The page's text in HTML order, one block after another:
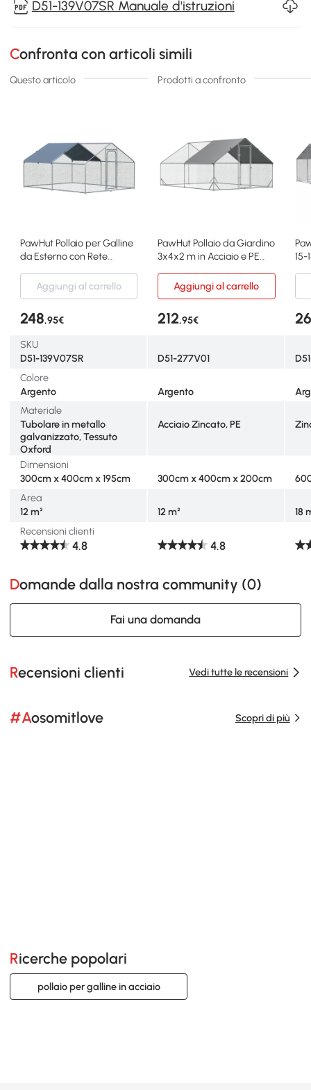
D51-139V07SR Manuale d'istruzioni
Confronta con articoli simili
Questo articolo Prodotti a confronto
PawHut Pollaio per Galline
da Esterno con Rete
PawHut Pollaio da Giardino
3x4x2 m in Acciaio e PE
15-
Aggiungi al carrello
Aggiungi al carrello
248,95€ 212,95€
SKU
D51-139V07SR
D51-277V01
Colore
Argento
Argento
Materiale
Tubolare in metallo
galvanizzato, Tessuto
Oxford
Acciaio Zincato, PE
Dimensioni
300cm x 400cm x 195cm
300cm x 400cm x 200cm
Area
12 m²
12 m²
18
Recensioni clienti
4.8 4.8
Domande dalla nostra community (0)
Fai una domanda
Recensioni clienti Vedi tutte le recensioni
#Aosomitlove Scopri di più
Ricerche popolari
pollaio per galline in acciaio